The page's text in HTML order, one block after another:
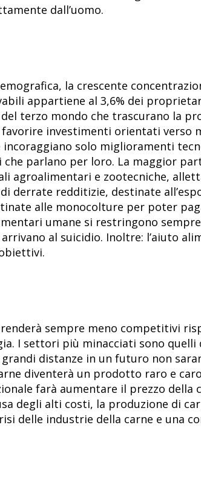
dall’uomo.
la crescente
appartiene al 3,6% dei
terzo mondo che trascurano la
investimenti orientati verso
solo miglioramenti
parlano per loro. La maggior
agroalimentari e zootecniche,
derrate redditizie, destinate
alle monocolture per poter
umane si restringono
al suicidio. Inoltre: l’aiuto
sempre meno competitivi
I settori più minacciati sono
distanze in un futuro non
diventerà un prodotto raro e
farà aumentare il prezzo della
degli alti costi, la produzione di
delle industrie della carne e una